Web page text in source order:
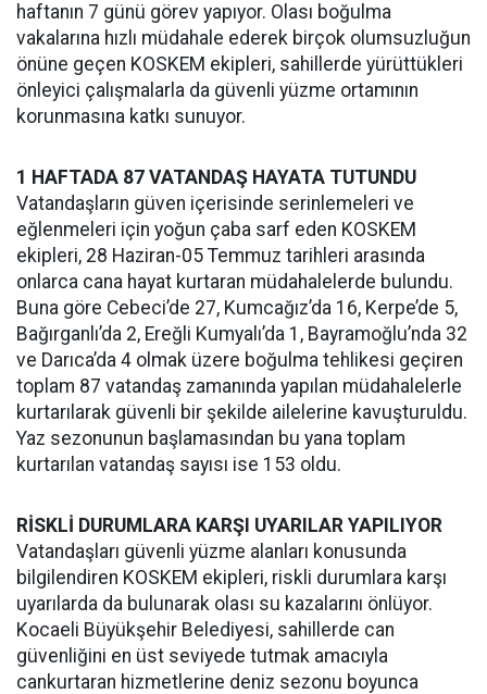
haftanın 7 günü görev yapıyor. Olası boğulma
vakalarına hızlı müdahale ederek birçok olumsuzluğun
önüne geçen KOSKEM ekipleri, sahillerde yürüttükleri
önleyici çalışmalarla da güvenli yüzme ortamının
korunmasına katkı sunuyor.
1 HAFTADA 87 VATANDAŞ HAYATA TUTUNDU
Vatandaşların güven içerisinde serinlemeleri ve
eğlenmeleri için yoğun çaba sarf eden KOSKEM
ekipleri, 28 Haziran-05 Temmuz tarihleri arasında
onlarca cana hayat kurtaran müdahalelerde bulundu.
Buna göre Cebeci’de 27, Kumcağız’da 16, Kerpe’de 5,
Bağırganlı’da 2, Ereğli Kumyalı’da 1, Bayramoğlu’nda 32
ve Darıca’da 4 olmak üzere boğulma tehlikesi geçiren
toplam 87 vatandaş zamanında yapılan müdahalelerle
kurtarılarak güvenli bir şekilde ailelerine kavuşturuldu.
Yaz sezonunun başlamasından bu yana toplam
kurtarılan vatandaş sayısı ise 153 oldu.
RİSKLİ DURUMLARA KARŞI UYARILAR YAPILIYOR
Vatandaşları güvenli yüzme alanları konusunda
bilgilendiren KOSKEM ekipleri, riskli durumlara karşı
uyarılarda da bulunarak olası su kazalarını önlüyor.
Kocaeli Büyükşehir Belediyesi, sahillerde can
güvenliğini en üst seviyede tutmak amacıyla
cankurtaran hizmetlerine deniz sezonu boyunca